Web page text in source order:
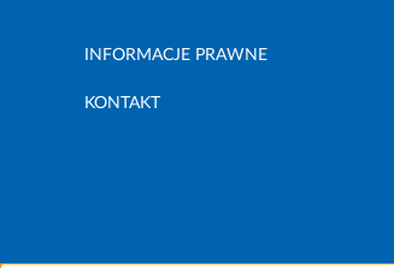
INFORMACJE PRAWNE
KONTAKT